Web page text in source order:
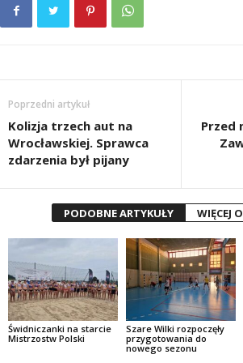
Poprzedni artykuł
Kolizja trzech aut na
Wrocławskiej. Sprawca
zdarzenia był pijany
Przed
PODOBNE ARTYKUŁY WIĘCEJ
Świdniczanki na starcie
Mistrzostw Polski
Szare Wilki rozpoczęły
przygotowania do
nowego sezonu